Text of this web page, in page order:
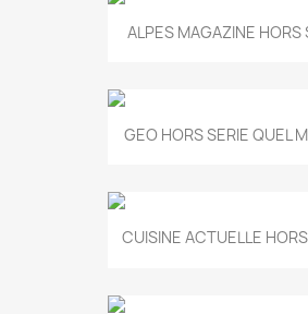
ALPES MAGAZINE HORS
GEO HORS SERIE QUEL
CUISINE ACTUELLE